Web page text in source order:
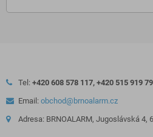
Tel: +420 608 578 117, +420 515 919
Email: obchod@brnoalarm.cz
Adresa: BRNOALARM, Jugoslávská 4,